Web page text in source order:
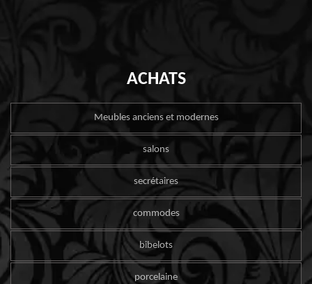
ACHATS
Meubles anciens et modernes
salons
secrétaires
commodes
bibelots
porcelaine